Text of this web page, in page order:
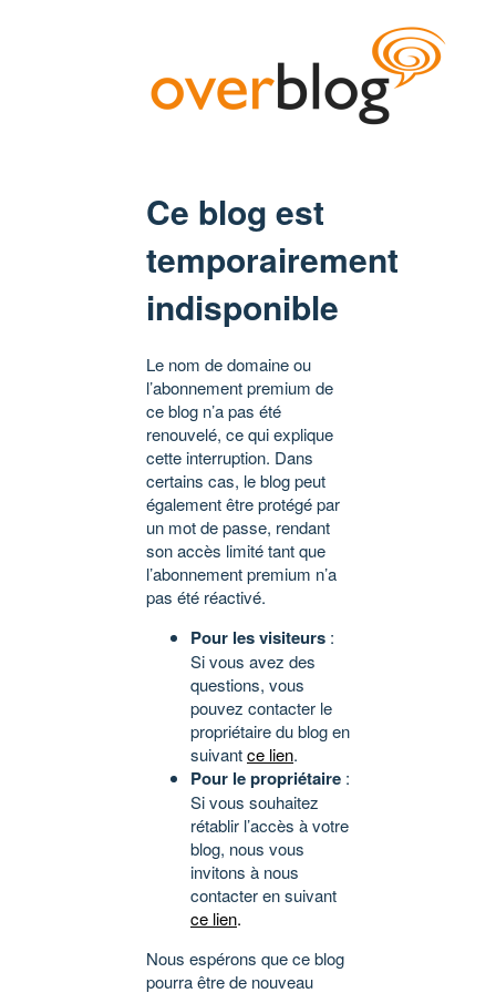
Ce blog est
temporairement
indisponible
Le nom de domaine ou
l’abonnement premium de
ce blog n’a pas été
renouvelé, ce qui explique
cette interruption. Dans
certains cas, le blog peut
également être protégé par
un mot de passe, rendant
son accès limité tant que
l’abonnement premium n’a
pas été réactivé.
Pour les visiteurs :
Si vous avez des
questions, vous
pouvez contacter le
propriétaire du blog en
suivantce lien.
Pour le propriétaire :
Si vous souhaitez
rétablir l’accès à votre
blog, nous vous
invitons à nous
contacter en suivant
ce lien.
Nous espérons que ce blog
pourra être de nouveau